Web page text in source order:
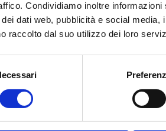
Condividiamo inoltre
dati web, pubblicità e social
raccolto dal suo utilizzo dei loro
del costo complessivo del
contributo solo i progetti che
enti pubblici e privati,donazioni
dalla Fondazione (Cfr. art. 10,